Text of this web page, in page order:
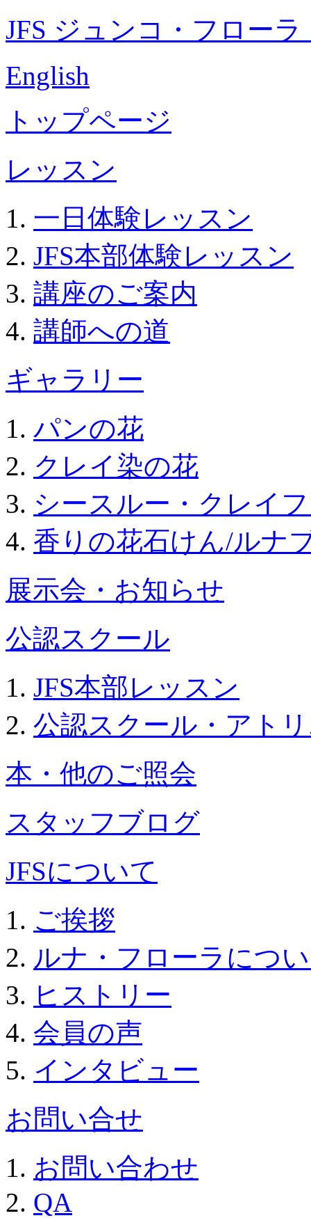
JFS ジュンコ・フロー
English
トップページ
レッスン
一日体験レッスン
JFS本部体験レッスン
講座のご案内
講師への道
ギャラリー
パンの花
クレイ染の花
シースルー・クレイ
香りの花石けん/ルナ
展示会・お知らせ
公認スクール
JFS本部レッスン
公認スクール・アト
本・他のご照会
スタッフブログ
JFSについて
ご挨拶
ルナ・フローラにつ
ヒストリー
会員の声
インタビュー
お問い合せ
お問い合わせ
QA